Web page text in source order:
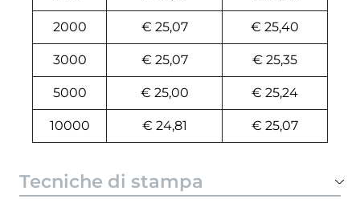
2000 € 25,07 € 25,40
3000 € 25,07 € 25,35
5000 € 25,00 € 25,24
10000 € 24,81 € 25,07
Tecniche di stampa